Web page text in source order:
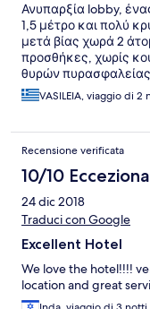
Ανυπαρξία lobby,
1,5 μέτρο και πολύ
μετά βίας χωρά 2
προσθήκες, χωρίς
θυρών
όροφο) με
χαλάκι ή
..."minimal". Χωρίς
κτήριο) θερμοκρασία
Ανάψαμε full τον
4άστερο
είναι κατευθείαν η
λειτουργούσε η
παρόμοιο του
ολισθηρότατο). Τα
πρόβλεψη
προστασία. Χωρίς
VASILEIA, viaggio di 2
Recensione verificata
10/10
24 dic 2018
Traduci con Google
Excellent Hotel
We love the hotel!!!!
location and great